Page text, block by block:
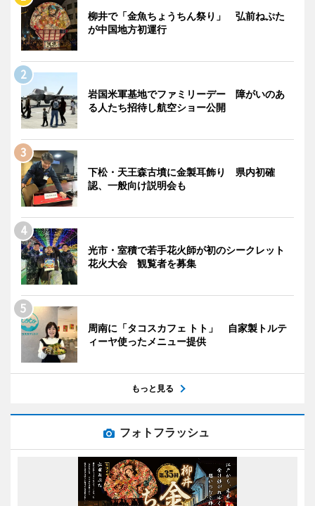
柳井で「金魚ちょうちん祭り」 弘前ねぷた
が中国地方初運行
岩国米軍基地でファミリーデー 障がいのあ
る人たち招待し航空ショー公開
下松・天王森古墳に金製耳飾り 県内初確
認、一般向け説明会も
光市・室積で若手花火師が初のシークレット
花火大会 観覧者を募集
周南に「タコスカフェ トト」 自家製トルテ
ィーヤ使ったメニュー提供
もっと見る
フォトフラッシュ